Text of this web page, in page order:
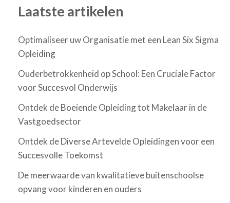
Laatste artikelen
Optimaliseer uw Organisatie met een Lean Six Sigma
Opleiding
Ouderbetrokkenheid op School: Een Cruciale Factor
voor Succesvol Onderwijs
Ontdek de Boeiende Opleiding tot Makelaar in de
Vastgoedsector
Ontdek de Diverse Artevelde Opleidingen voor een
Succesvolle Toekomst
De meerwaarde van kwalitatieve buitenschoolse
opvang voor kinderen en ouders